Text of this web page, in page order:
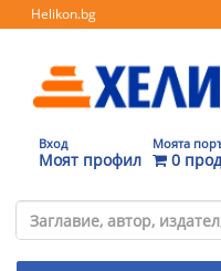
Helikon.bg
Вход
Моят профил
Моята
0